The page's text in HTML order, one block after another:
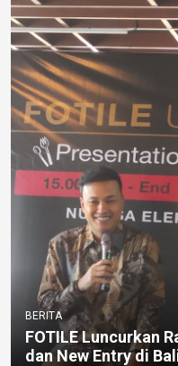
BERITA
FOTILE Luncurkan
dan New Entry di